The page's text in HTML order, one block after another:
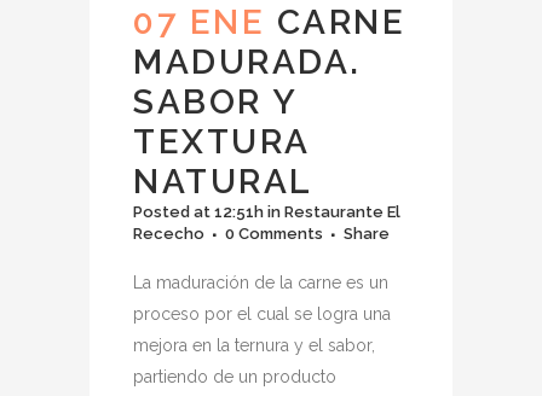
07 ENE CARNE
MADURADA.
SABOR Y
TEXTURA
NATURAL
Posted at 12:51h in Restaurante El
Rececho
0 Comments Share
La maduración de la carne es un
proceso por el cual se logra una
mejora en la ternura y el sabor,
partiendo de un producto